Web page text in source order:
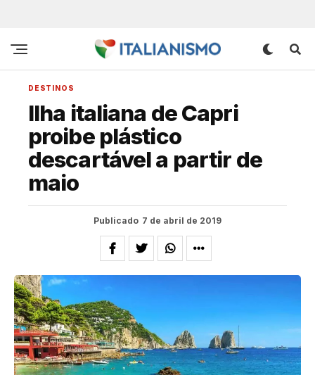
DESTINOS
Ilha italiana de Capri
proibe plástico
descartável a partir de
maio
Publicado 7 de abril de 2019